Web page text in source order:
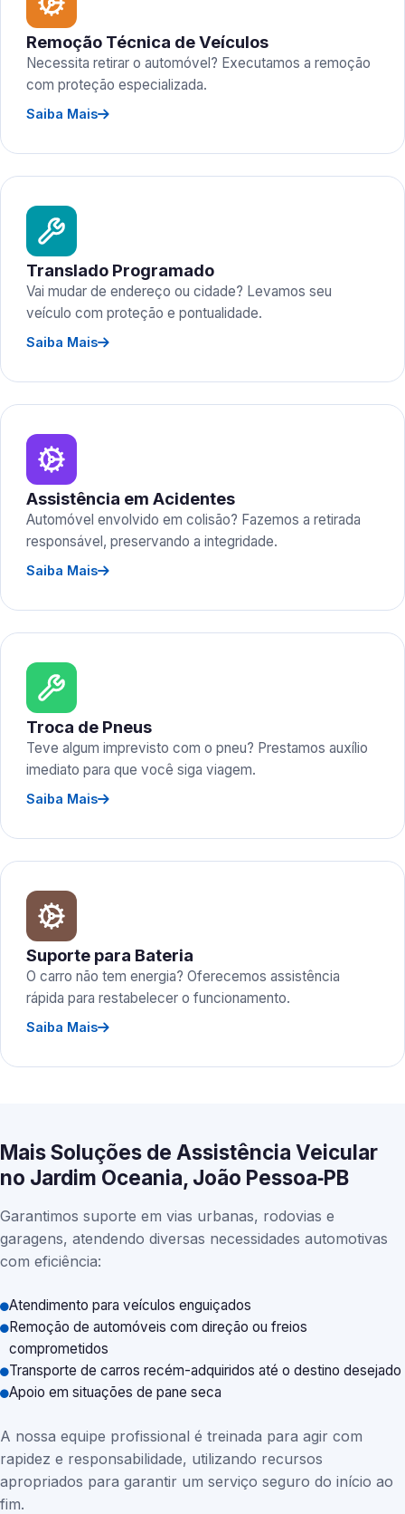
Remoção Técnica de Veículos
Necessita retirar o automóvel? Executamos a remoção
com proteção especializada.
Saiba Mais
Translado Programado
Vai mudar de endereço ou cidade? Levamos seu
veículo com proteção e pontualidade.
Saiba Mais
Assistência em Acidentes
Automóvel envolvido em colisão? Fazemos a retirada
responsável, preservando a integridade.
Saiba Mais
Troca de Pneus
Teve algum imprevisto com o pneu? Prestamos auxílio
imediato para que você siga viagem.
Saiba Mais
Suporte para Bateria
O carro não tem energia? Oferecemos assistência
rápida para restabelecer o funcionamento.
Saiba Mais
Mais Soluções de Assistência Veicular
no Jardim Oceania, João Pessoa‑PB
Garantimos suporte em vias urbanas, rodovias e
garagens, atendendo diversas necessidades automotivas
com eficiência:
Atendimento para veículos enguiçados
Remoção de automóveis com direção ou freios
comprometidos
Transporte de carros recém-adquiridos até o destino desejado
Apoio em situações de pane seca
A nossa equipe profissional é treinada para agir com
rapidez e responsabilidade, utilizando recursos
apropriados para garantir um serviço seguro do início ao
fim.